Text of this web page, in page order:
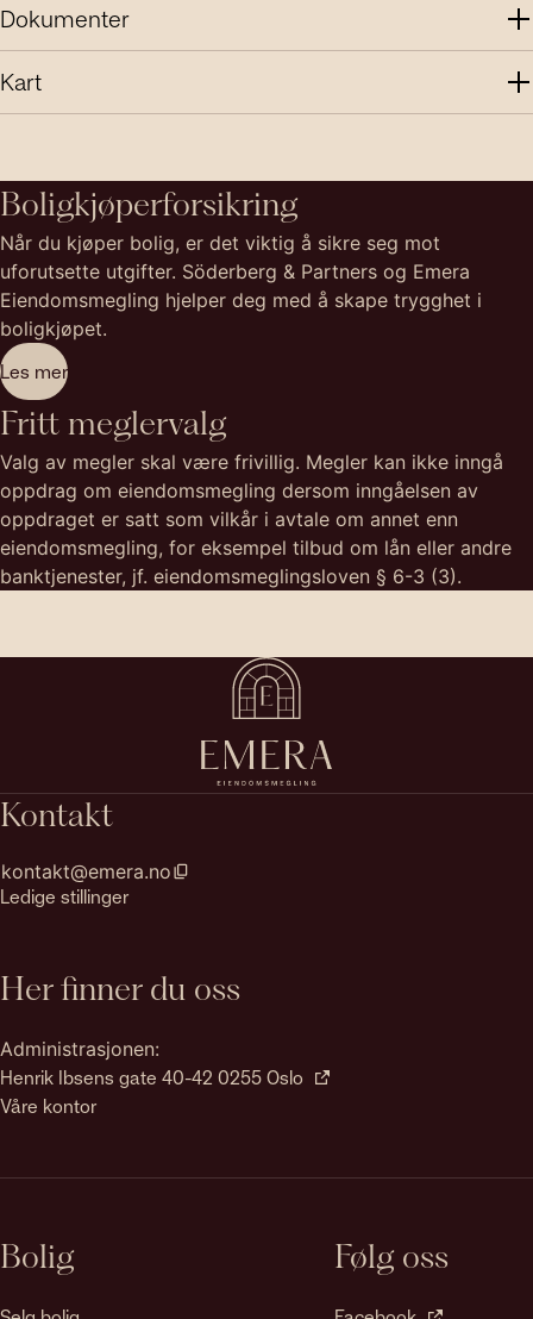
Dokumenter
Kart
Boligkjøperforsikring
Når du kjøper bolig, er det viktig å sikre seg mot
uforutsette utgifter. Söderberg & Partners og Emera
Eiendomsmegling hjelper deg med å skape trygghet i
boligkjøpet.
Les mer
Fritt meglervalg
Valg av megler skal være frivillig. Megler kan ikke inngå
oppdrag om eiendomsmegling dersom inngåelsen av
oppdraget er satt som vilkår i avtale om annet enn
eiendomsmegling, for eksempel tilbud om lån eller andre
banktjenester, jf. eiendomsmeglingsloven § 6-3 (3).
Kontakt
kontakt@emera.no
Ledige stillinger
Her finner du oss
Administrasjonen:
Henrik Ibsens gate 40-42 0255 Oslo
Våre kontor
Bolig Følg oss